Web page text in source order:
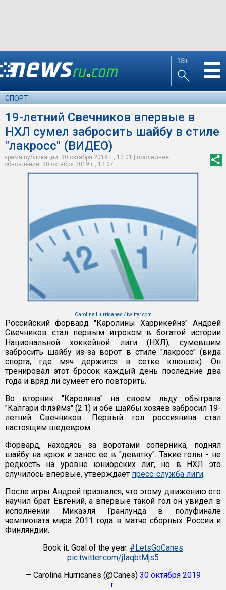
18+ ☰
СПОРТ
19-летний Свечников впервые в
НХЛ сумел забросить шайбу в стиле
"лакросс" (ВИДЕО)
время публикации: 30 октября 2019 г., 12:01 | последнее
обновление: 30 октября 2019 г., 12:07
Carolina Hurricanes / twitter.com
Российский форвард "Каролины Харрикейнз" Андрей
Свечников стал первым игроком в богатой истории
Национальной хоккейной лиги (НХЛ), сумевшим
забросить шайбу из-за ворот в стиле "лакросс" (вида
спорта, где мяч держится в сетке клюшек). Он
тренировал этот бросок каждый день последние два
года и вряд ли сумеет его повторить.
Во вторник "Каролина" на своем льду обыграла
"Калгари Флэймз" (2:1) и обе шайбы хозяев забросил 19-
летний Свечников. Первый гол россиянина стал
настоящим шедевром.
Форвард, находясь за воротами соперника, поднял
шайбу на крюк и занес ее в "девятку". Такие голы - не
редкость на уровне юниорских лиг, но в НХЛ это
случилось впервые, утверждает пресс-служба лиги.
После игры Андрей признался, что этому движению его
научил брат Евгений, а впервые такой гол он увидел в
исполнении Микаэля Гранлунда в полуфинале
чемпионата мира 2011 года в матче сборных России и
Финляндии.
Book it. Goal of the year. #LetsGoCanes
pic.twitter.com/jIaqbtMjs5
— Carolina Hurricanes (@Canes) 30 октября 2019
г.